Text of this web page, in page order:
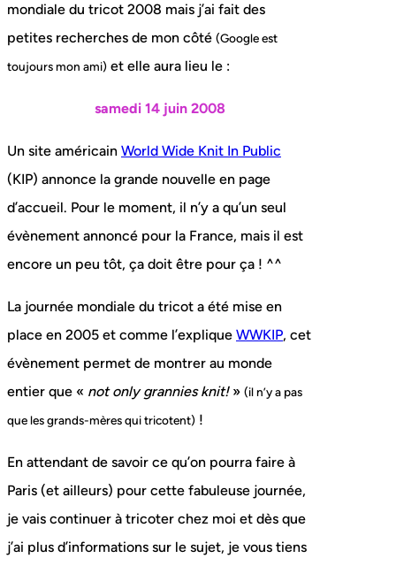
mondiale du tricot 2008 mais j’ai fait des
petites recherches de mon côté (Google est
toujours mon ami) et elle aura lieu le :
samedi 14 juin 2008
Un site américain World Wide Knit In Public
(KIP) annonce la grande nouvelle en page
d’accueil. Pour le moment, il n’y a qu’un seul
évènement annoncé pour la France, mais il est
encore un peu tôt, ça doit être pour ça ! ^^
La journée mondiale du tricot a été mise en
place en 2005 et comme l’explique WWKIP, cet
évènement permet de montrer au monde
entier que « not only grannies knit!» (il n’y a pas
que les grands-mères qui tricotent) !
En attendant de savoir ce qu’on pourra faire à
Paris (et ailleurs) pour cette fabuleuse journée,
je vais continuer à tricoter chez moi et dès que
j’ai plus d’informations sur le sujet, je vous tiens